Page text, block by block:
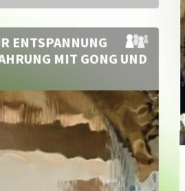
ENTSPANNUNG
MIT GONG UND